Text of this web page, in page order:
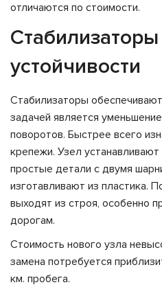
отличаются по стоимости.
устойчивости
Стабилизаторы
задачей является
поворотов. Быстрее всего
крепежи. Узел
простые детали с двумя
изготавливают из пластика.
выходят из строя, особенно
дорогам.
Стоимость нового узла
замена потребуется
км. пробега.